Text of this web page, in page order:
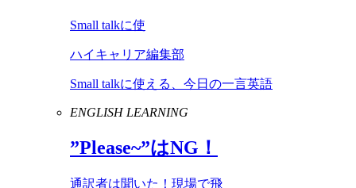
Small talkに使
ハイキャリア編集部
Small talkに使える、今日の一言英語
ENGLISH LEARNING
”Please~”はNG ！
通訳者は聞いた！現場で飛